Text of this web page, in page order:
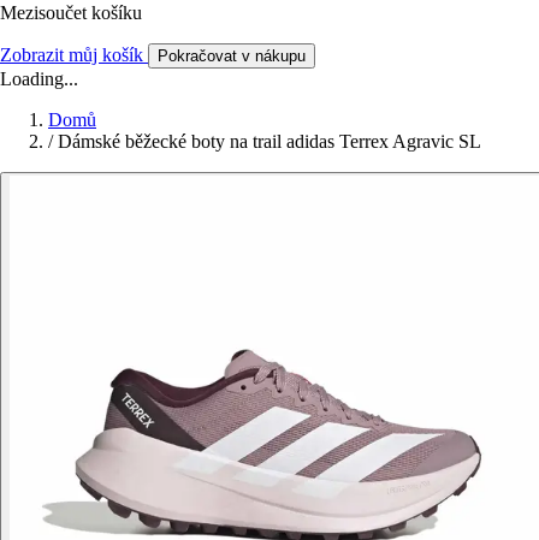
Mezisoučet košíku
Zobrazit můj košík Pokračovat v nákupu
Loading...
Domů
/ Dámské běžecké boty na trail adidas Terrex Agravic SL